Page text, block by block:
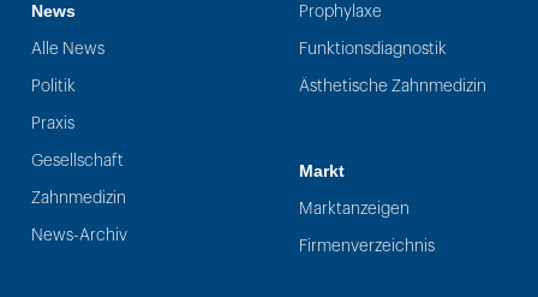
News
Alle News
Politik
Praxis
Gesellschaft
Zahnmedizin
News-Archiv
Prophylaxe
Funktionsdiagnostik
Ästhetische Zahnmedizin
Markt
Marktanzeigen
Firmenverzeichnis